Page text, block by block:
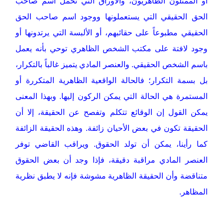
الحق الحقيقي التي يستعملونها ووجود اسم صاحب الحق
الحقيقي مطبوعاً على حقائبهم، أو الألبسة التي يرتدونها أو
وجود لافتة على مكتب الشخص الظاهري توحي بأنه يعمل
باسم الشخص الحقيقي. والعنصر المادي يتميز غالباً بالتكرار،
بل بسمة التكرار؛ فالحالة الواقعية الظاهرية المتكررة أو
المستمرة هي الحالة التي يمكن الركون إليها. وبهذا المعنى
يمكن القول إن الوقائع تتكلم وتفصح عن الحقيقة، إلا أن
الحقيقة تكون في بعض الأحيان زائفة. وهذه الحقيقة الزائفة
كما رأينا، يمكن أن تولد الحقوق. ويراقب القاضي توفر
العنصر المادي مراقبة دقيقة، فإذا وجد أن بعض الحقوق
متناقضة وأن الحقيقة الظاهرية مشوشة فإنه لا يطبق نظرية
المظاهر.